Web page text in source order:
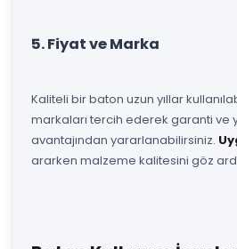
5. Fiyat ve Marka
Kaliteli bir baton uzun yıllar
markaları tercih ederek garanti ve
avantajından yararlanabilirsiniz.
ararken malzeme kalitesini göz